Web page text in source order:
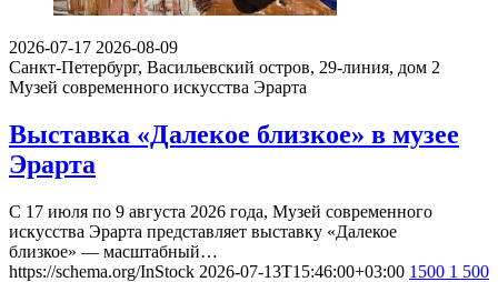
2026-07-17 2026-08-09
Санкт-Петербург, Васильевский остров, 29-линия, дом 2
Музей современного искусства Эрарта
Выставка «Далекое близкое» в музее
Эрарта
С 17 июля по 9 августа 2026 года, Музей современного
искусства Эрарта представляет выставку «Далекое
близкое» — масштабный…
https://schema.org/InStock 2026-07-13T15:46:00+03:00 1500 1 500